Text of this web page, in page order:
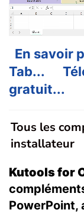
En savoir
Tab...
gratuit...
Tous les
installateur
Kutools for
PowerPoint,